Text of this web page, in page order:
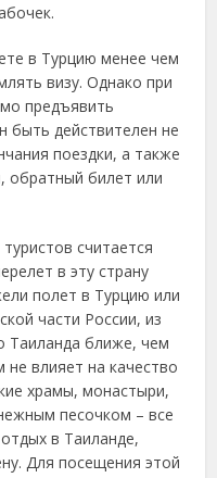
в Турцию менее чем
визу. Однако при
предъявить
быть действителен не
поездки, а также
обратный билет или
считается
в эту страну
полет в Турцию или
части России, из
Таиланда ближе, чем
влияет на качество
храмы, монастыри,
песочком – все
в Таиланде,
Для посещения этой